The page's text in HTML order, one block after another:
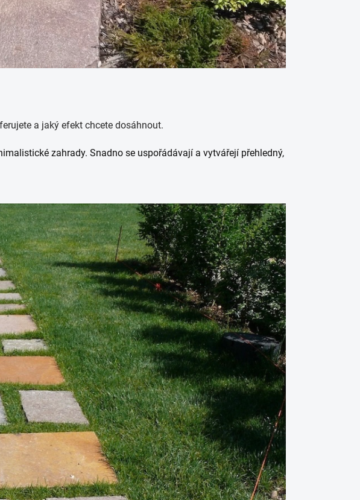
a jaký efekt chcete dosáhnout.
zahrady. Snadno se uspořádávají a vytvářejí přehledný,